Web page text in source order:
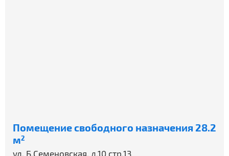
Помещение свободного назначения 28.2
м2
ул. Б.Семеновская, д.10 стр.13